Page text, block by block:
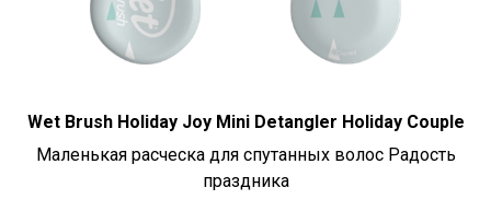
Wet Brush Holiday Joy Mini Detangler Holiday Couple
Маленькая расческа для спутанных волос Радость
праздника